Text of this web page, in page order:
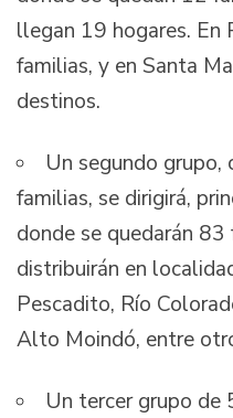
llegan 19 hogares. En
familias, y en Santa
destinos.
Un segundo
familias, se dirigirá,
donde se quedarán
distribuirán en
Pescadito, Río
Alto Moindó, entre
Un tercer grupo de